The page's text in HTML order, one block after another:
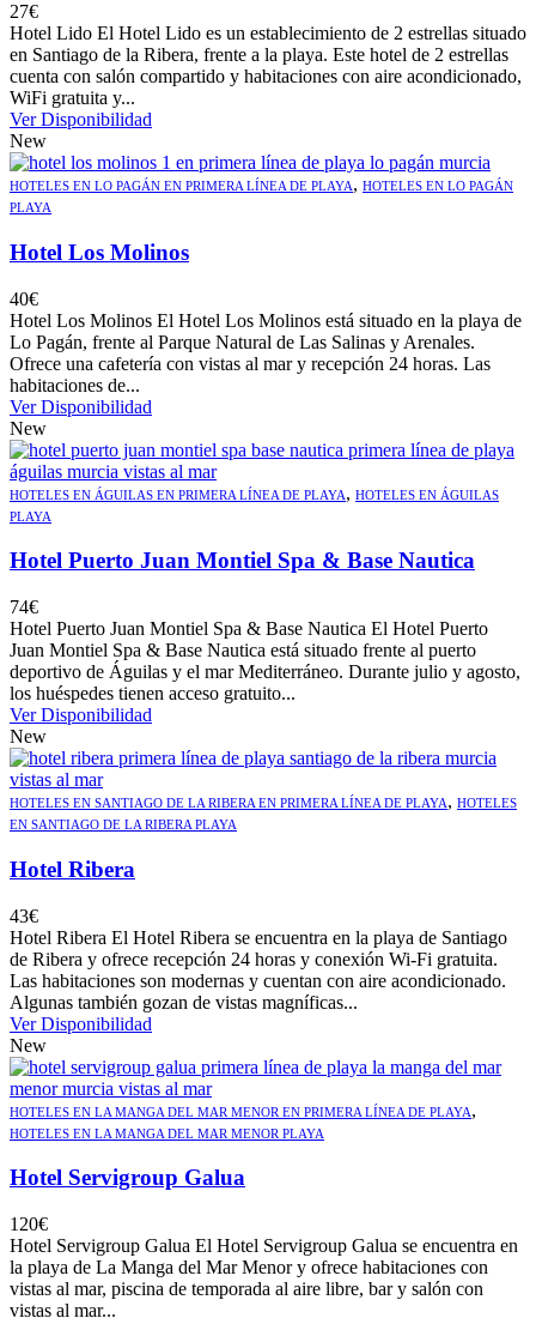
27€
Hotel Lido El Hotel Lido es un establecimiento de 2 estrellas situado
en Santiago de la Ribera, frente a la playa. Este hotel de 2 estrellas
cuenta con salón compartido y habitaciones con aire acondicionado,
WiFi gratuita y...
Ver Disponibilidad
New
HOTELES EN LO PAGÁN EN PRIMERA LÍNEA DE PLAYA, HOTELES EN LO PAGÁN
PLAYA
Hotel Los Molinos
40€
Hotel Los Molinos El Hotel Los Molinos está situado en la playa de
Lo Pagán, frente al Parque Natural de Las Salinas y Arenales.
Ofrece una cafetería con vistas al mar y recepción 24 horas. Las
habitaciones de...
Ver Disponibilidad
New
HOTELES EN ÁGUILAS EN PRIMERA LÍNEA DE PLAYA, HOTELES EN ÁGUILAS
PLAYA
Hotel Puerto Juan Montiel Spa & Base Nautica
74€
Hotel Puerto Juan Montiel Spa & Base Nautica El Hotel Puerto
Juan Montiel Spa & Base Nautica está situado frente al puerto
deportivo de Águilas y el mar Mediterráneo. Durante julio y agosto,
los huéspedes tienen acceso gratuito...
Ver Disponibilidad
New
HOTELES EN SANTIAGO DE LA RIBERA EN PRIMERA LÍNEA DE PLAYA, HOTELES
EN SANTIAGO DE LA RIBERA PLAYA
Hotel Ribera
43€
Hotel Ribera El Hotel Ribera se encuentra en la playa de Santiago
de Ribera y ofrece recepción 24 horas y conexión Wi-Fi gratuita.
Las habitaciones son modernas y cuentan con aire acondicionado.
Algunas también gozan de vistas magníficas...
Ver Disponibilidad
New
HOTELES EN LA MANGA DEL MAR MENOR EN PRIMERA LÍNEA DE PLAYA,
HOTELES EN LA MANGA DEL MAR MENOR PLAYA
Hotel Servigroup Galua
120€
Hotel Servigroup Galua El Hotel Servigroup Galua se encuentra en
la playa de La Manga del Mar Menor y ofrece habitaciones con
vistas al mar, piscina de temporada al aire libre, bar y salón con
vistas al mar...